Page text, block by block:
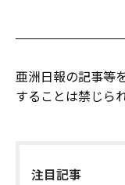
亜洲日報の記事等
することは禁じら
注目記事